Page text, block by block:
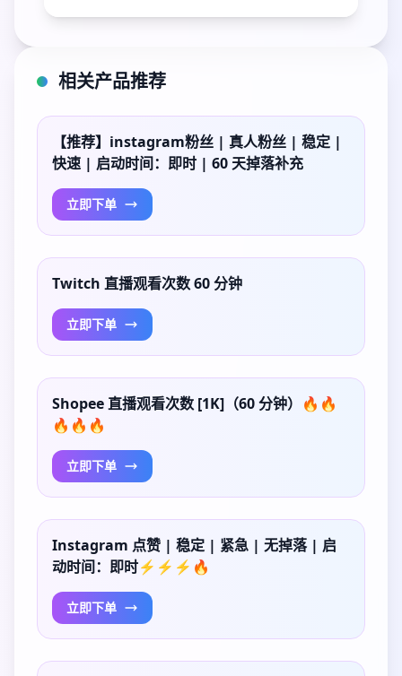
相关产品推荐
【推荐】instagram粉丝 | 真人粉丝 | 稳定 |
快速 | 启动时间：即时 | 60 天掉落补充
立即下单
Twitch 直播观看次数 60 分钟
立即下单
Shopee 直播观看次数 [1K]（60 分钟）🔥🔥
🔥🔥🔥
立即下单
Instagram 点赞 | 稳定 | 紧急 | 无掉落 | 启
动时间：即时⚡⚡⚡🔥
立即下单